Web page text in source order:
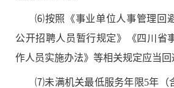
⑹按照《事业单位人事管理回
公开招聘人员暂行规定》《四川省
作人员实施办法》等相关规定应当回
⑺未满机关最低服务年限5年（